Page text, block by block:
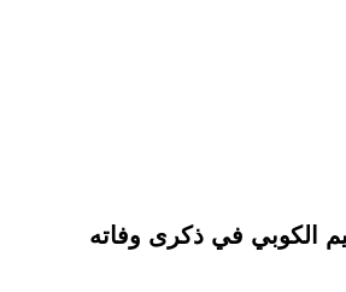
الكوبي في ذكرى وفاته